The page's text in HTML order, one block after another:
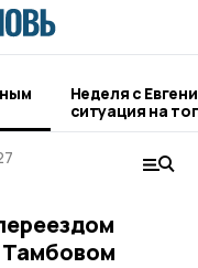
Неделя с
ситуация на
городе и